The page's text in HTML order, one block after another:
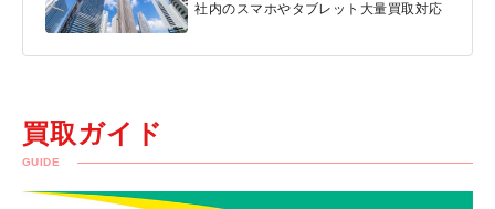
社内のスマホやタブレット大量買取対応
買取ガイド
GUIDE